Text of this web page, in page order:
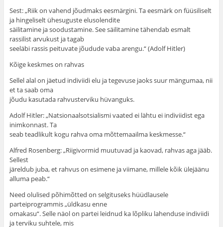
Sest: „Riik on vahend jõudmaks eesmärgini. Ta eesmärk on füüsiliselt
ja hingeliselt ühesuguste elusolendite
säilitamine ja soodustamine. See säilitamine tähendab esmalt
rassilist arvukust ja tagab
seeläbi rassis peituvate jõudude vaba arengu.“ (Adolf Hitler)
Kõige keskmes on rahvas
Sellel alal on jäetud indiviidi elu ja tegevuse jaoks suur mängumaa, nii
et ta saab oma
jõudu kasutada rahvusterviku hüvanguks.
Adolf Hitler: „Natsionaalsotsialismi vaated ei lähtu ei indiviidist ega
inimkonnast. Ta
seab teadlikult kogu rahva oma mõttemaailma keskmesse.“
Alfred Rosenberg: „Riigivormid muutuvad ja kaovad, rahvas aga jääb.
Sellest
järeldub juba, et rahvus on esimene ja viimane, millele kõik ülejäänu
alluma peab.“
Need olulised põhimõtted on selgituseks hüüdlausele
parteiprogrammis „üldkasu enne
omakasu“. Selle näol on partei leidnud ka lõpliku lahenduse indiviidi
ja terviku suhtele, mis